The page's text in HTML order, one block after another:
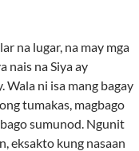
na lugar, na may mga
nais na Siya ay
ni isa mang bagay
tumakas, magbago
sumunod. Ngunit
eksakto kung nasaan